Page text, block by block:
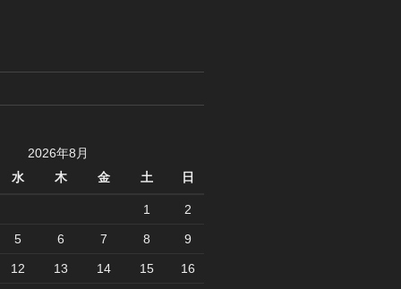
2026年8月
水
木 金 土 日
1 2
5 6 7 8 9
12 13 14 15 16